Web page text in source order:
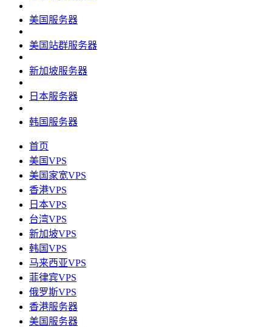
美国服务器
美国站群服务器
新加坡服务器
日本服务器
韩国服务器
首页
美国VPS
美国家宽VPS
香港VPS
日本VPS
台湾VPS
新加坡VPS
韩国VPS
马来西亚VPS
菲律宾VPS
俄罗斯VPS
香港服务器
美国服务器